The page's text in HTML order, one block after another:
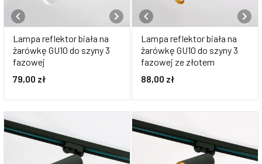
Lampa reflektor biała na
żarówkę GU10 do szyny 3
fazowej
79,00 zł
Lampa reflektor biała na
żarówkę GU10 do szyny 3
fazowej ze złotem
88,00 zł